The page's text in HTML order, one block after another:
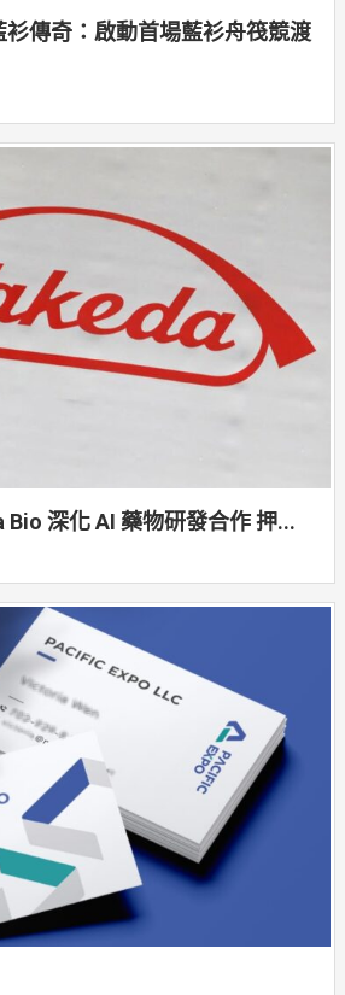
傳奇：啟動首場藍衫舟筏競渡
Bio 深化 AI 藥物研發合作 押...